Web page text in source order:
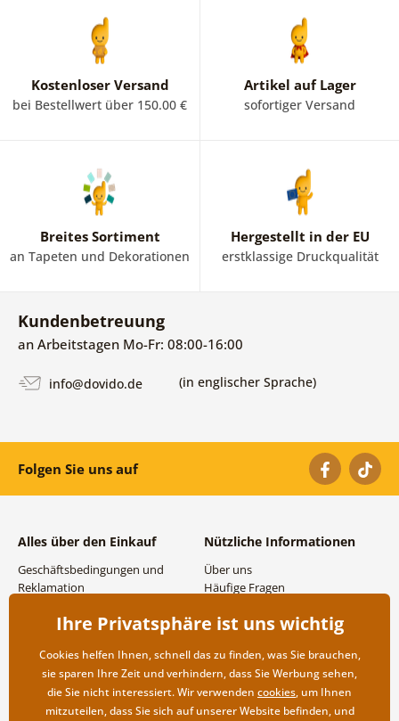
Kostenloser Versand
bei Bestellwert über 150.00 €
Artikel auf Lager
sofortiger Versand
Breites Sortiment
an Tapeten und Dekorationen
Hergestellt in der EU
erstklassige Druckqualität
Kundenbetreuung
an Arbeitstagen Mo-Fr: 08:00-16:00
info@dovido.de (in englischer Sprache)
Folgen Sie uns auf
Alles über den Einkauf
Geschäftsbedingungen und
Reklamation
Versand- und
Rücksendung der Ware
Nützliche Informationen
Über uns
Häufige Fragen
Großhandel und
Ihre Privatsphäre ist uns wichtig
Cookies helfen Ihnen, schnell das zu finden, was Sie brauchen,
sie sparen Ihre Zeit und verhindern, dass Sie Werbung sehen,
die Sie nicht interessiert. Wir verwenden cookies, um Ihnen
mitzuteilen, dass Sie sich auf unserer Website befinden, und